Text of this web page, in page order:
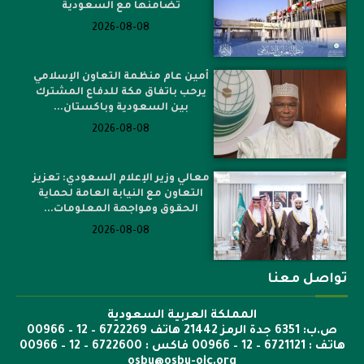
تضامنها مع السعودية
2026-08-08
أمين عام منظمة التعاون الإسلامي
يرحب باتفاق مكة للدفاع المشترك
بين السعودية وباكستان...
2026-08-08
معالي وزير الإعلام السعودي: تعزيز
التعاون مع النيابة العامة لحماية
الحقوق ومواجهة المعلومات...
2026-08-08
تواصل معنا
المملكة العربية السعودية
ص.ب: 6351 جدة الرمز 21442 هاتف 6722269 – 12 – 00966
هاتف : 6721121 – 12 – 00966 فاكس : 6722600 – 12 – 00966